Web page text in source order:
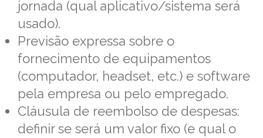
jornada (qual aplicativo/sistema será
usado).
Previsão expressa sobre o
fornecimento de equipamentos
(computador, headset, etc.) e software
pela empresa ou pelo empregado.
Cláusula de reembolso de despesas:
definir se será um valor fixo (e qual o